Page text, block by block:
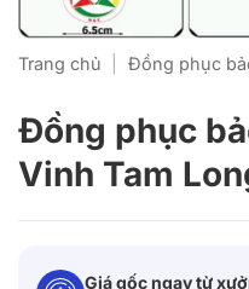
Trang chủ Đồng phục
Đồng phục
Vinh Tam
Giá gốc ngay từ